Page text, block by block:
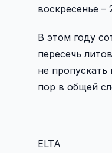
воскресенье –
В этом году
пересечь
не
пор в общей
ELTA